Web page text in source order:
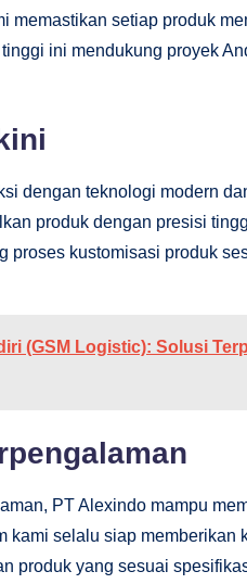
memastikan setiap produk
ini mendukung proyek
dengan teknologi modern
produk dengan presisi
proses kustomisasi produk
(GSM Logistic): Solusi
PT Alexindo mampu
kami selalu siap memberikan
produk yang sesuai